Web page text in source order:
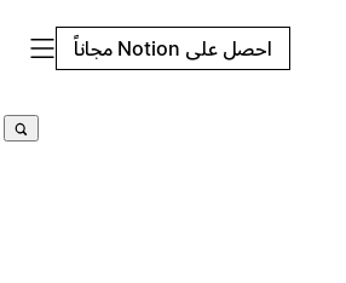
احصل على Notion مجاناً